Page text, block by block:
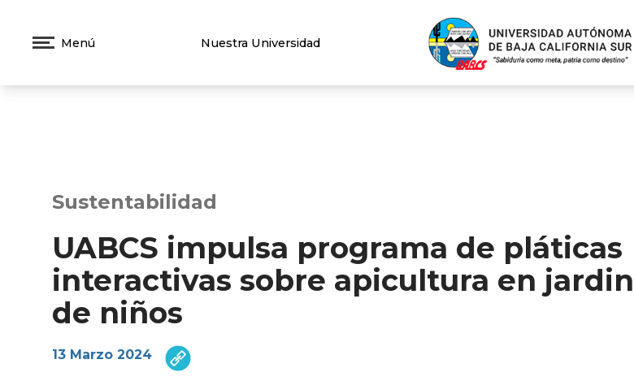
Menú Nuestra Universidad
Sustentabilidad
UABCS impulsa programa de pláticas
interactivas sobre apicultura en
de niños
13 Marzo 2024